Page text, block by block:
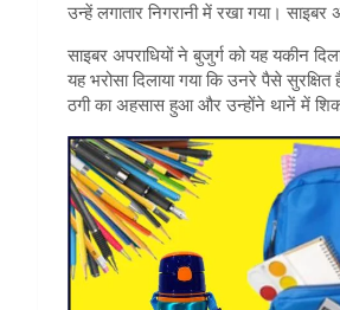
उन्हें लगातार निगरानी में रखा गया।
साइबर अपराधियों ने बुजुर्ग को यह यकीन
यह भरोसा दिलाया गया कि उनरे पैसे
ठगी का अहसास हुआ और उन्होंने थानें में